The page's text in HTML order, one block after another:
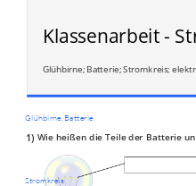
Klassenarbeit -
Glühbirne; Batterie; Stromkreis;
Glühbirne, Batterie
1) Wie heißen die Teile der Batterie
Stromkreis